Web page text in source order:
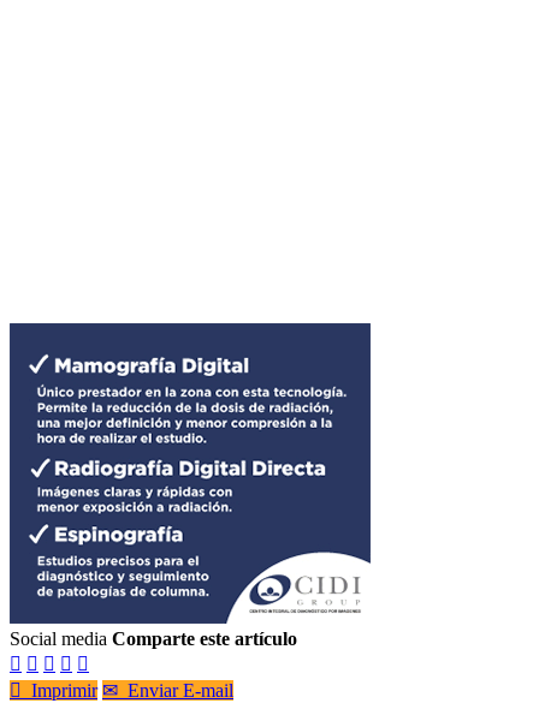
Social media Comparte este artículo
    
 Imprimir ✉ Enviar E-mail